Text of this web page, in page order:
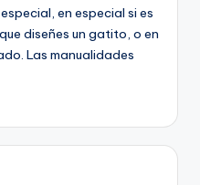
en especial si es
diseñes un gatito, o en
Las manualidades